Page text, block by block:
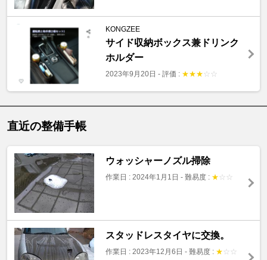
KONGZEE
サイド収納ボックス兼ドリンク
ホルダー
2023年9月20日 - 評価 : ★★★ ☆ ☆
直近の整備手帳
ウォッシャーノズル掃除
作業日 : 2024年1月1日 - 難易度 : ★ ☆ ☆
スタッドレスタイヤに交換。
作業日 : 2023年12月6日 - 難易度 : ★ ☆ ☆